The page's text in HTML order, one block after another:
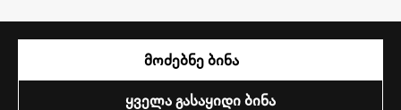
ᲛᲝᲫᲔᲑᲜᲔ ᲑᲘᲜᲐ
ᲧᲕᲔᲚᲐ ᲒᲐᲡᲐᲧᲘᲓᲘ ᲑᲘᲜᲐ